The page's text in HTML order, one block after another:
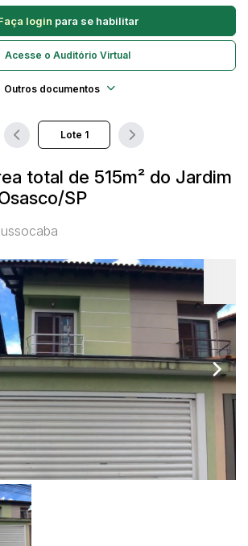
login para se habilitar
Acesse o Auditório Virtual
Outros documentos
total de 515m² do Jardim
SP